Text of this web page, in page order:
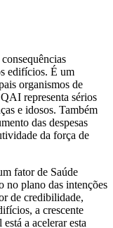
edifícios. É um
organismos de
representa sérios
e idosos. Também
das despesas
da força de
fator de Saúde
no plano das intenções
de credibilidade,
a crescente
a acelerar esta